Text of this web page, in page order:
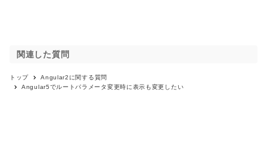
関連した質問
トップ Angular2 に関する質問
Angular5でルートパラメータ変更時に表示も変更したい